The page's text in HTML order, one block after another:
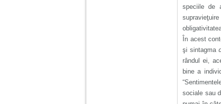
speciile de
În acest
şi sintagma
rândul ei,
bine a
sociale sau